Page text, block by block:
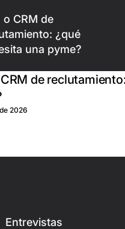
o CRM de
¿qué
una pyme?
de
2026
Entrevistas